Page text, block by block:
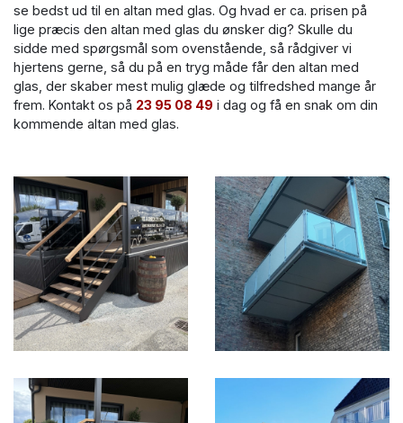
se bedst ud til en altan med glas. Og hvad er ca. prisen på
lige præcis den altan med glas du ønsker dig? Skulle du
sidde med spørgsmål som ovenstående, så rådgiver vi
hjertens gerne, så du på en tryg måde får den altan med
glas, der skaber mest mulig glæde og tilfredshed mange år
frem. Kontakt os på 23 95 08 49 i dag og få en snak om din
kommende altan med glas.